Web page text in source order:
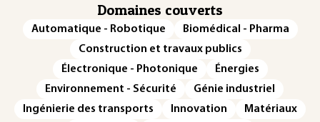
Domaines couverts
Automatique - Robotique
Biomédical - Pharma
Construction et travaux publics
Électronique - Photonique
Énergies
Environnement - Sécurité
Génie industriel
Ingénierie des transports
Innovation
Matériaux